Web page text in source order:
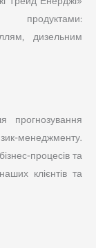
продуктами:
дизельним
прогнозування
менеджменту.
процесів та
клієнтів та